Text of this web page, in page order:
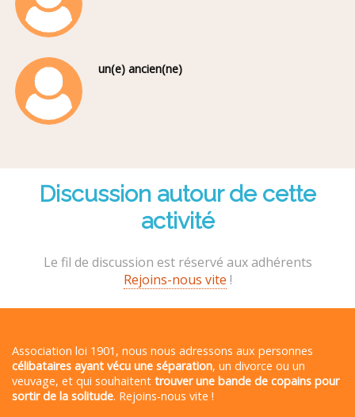
un(e) ancien(ne)
Discussion autour de cette
activité
Le fil de discussion est réservé aux adhérents
Rejoins-nous vite !
Association loi 1901, nous nous adressons aux personnes
célibataires ayant vécu une séparation, un divorce ou un
veuvage, et qui souhaitent trouver une bande de copains pour
sortir de la solitude. Rejoins-nous vite !